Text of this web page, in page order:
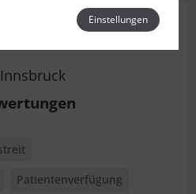
Auer
Patientenverfügung
Einstellungen